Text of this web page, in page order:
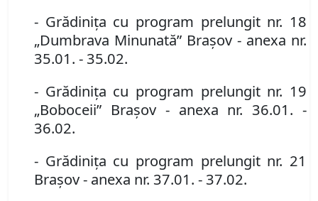
- Grădiniţa cu program prelungit nr. 18
„Dumbrava Minunată” Braşov - anexa nr.
35.01. - 35.02.
- Grădiniţa cu program prelungit nr. 19
„Boboceii” Braşov - anexa nr. 36.01. -
36.02.
- Grădiniţa cu program prelungit nr. 21
Braşov- anexa nr. 37.01. - 37.02.